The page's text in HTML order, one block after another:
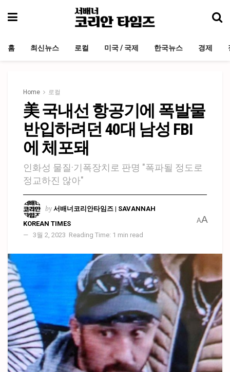
홈 최신뉴스 로컬 미국 / 국제 한국뉴스 경제
Home 로컬
美 국내선 항공기에 폭발물
반입하려던 40대 남성 FBI
에 체포돼
인화성 물질·기폭장치로 판명 "폭파될 정도로
정교하진 않아"
by 서배너코리안타임즈 | SAVANNAH
KOREAN TIMES
3월 2, 2023 Reading Time: 1 min read
AA